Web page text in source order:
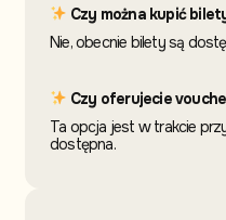
Czy można kupić
Nie, obecnie bilety są
Czy oferujecie
Ta opcja jest w trakcie
dostępna.